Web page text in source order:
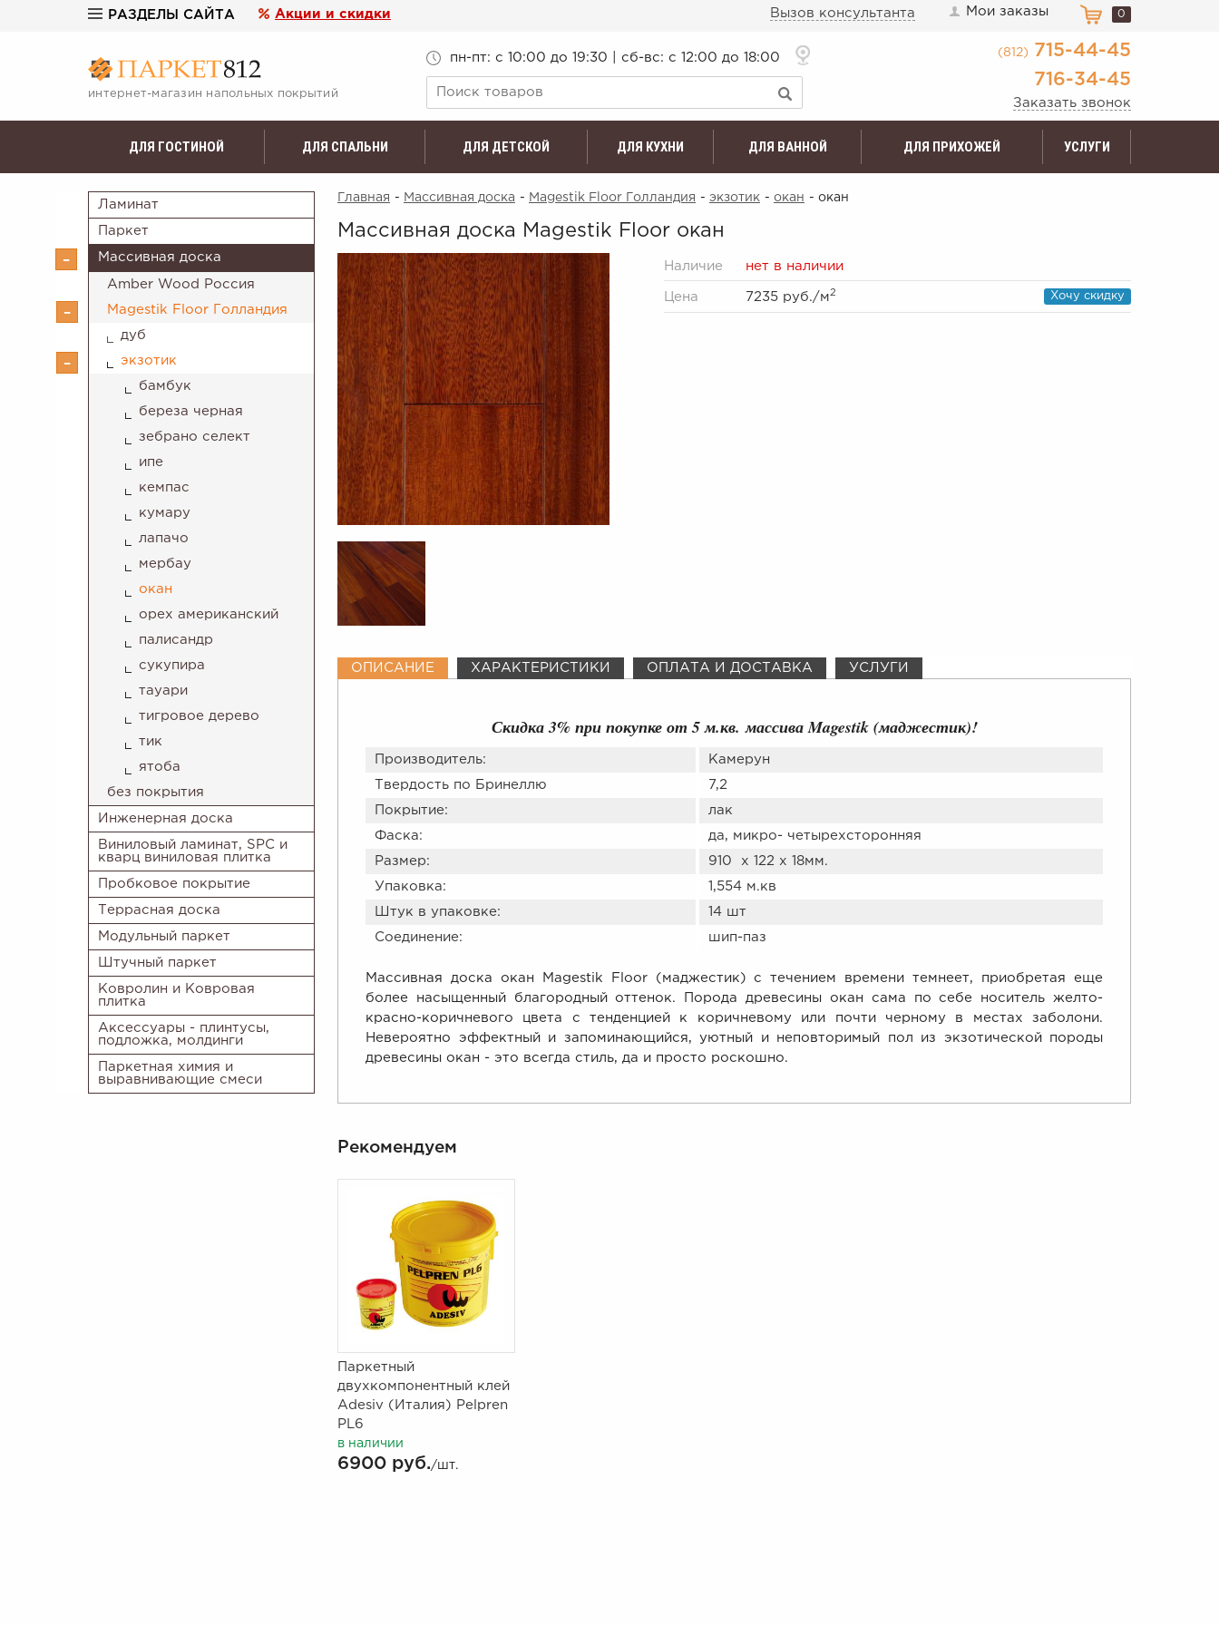
РАЗДЕЛЫ САЙТА Акции и скидки Вызов консультанта Мои заказы 0
интернет-магазин напольных покрытий
пн-пт: c 10:00 до 19:30 | сб-вс: с 12:00 до 18:00 (812)
715-44-45
716-34-45
Заказать звонок
ДЛЯ ГОСТИНОЙ ДЛЯ СПАЛЬНИ ДЛЯ ДЕТСКОЙ ДЛЯ КУХНИ ДЛЯ ВАННОЙ ДЛЯ ПРИХОЖЕЙ УСЛУГИ
Ламинат
Паркет
Массивная доска
Amber Wood Россия
Magestik Floor Голландия
дуб
экзотик
бамбук
береза черная
зебрано селект
ипе
кемпас
кумару
лапачо
мербау
окан
орех американский
палисандр
сукупира
тауари
тигровое дерево
тик
ятоба
без покрытия
Инженерная доска
Виниловый ламинат, SPC и
кварц виниловая плитка
Пробковое покрытие
Террасная доска
Модульный паркет
Штучный паркет
Ковролин и Ковровая
плитка
Аксессуары - плинтусы,
подложка, молдинги
Паркетная химия и
выравнивающие смеси
Главная - Массивная доска - Magestik Floor Голландия - экзотик - окан - окан
Массивная доска Magestik Floor окан
Наличие нет в наличии
Цена 7235 руб./м2 Хочу скидку
ОПИСАНИЕ ХАРАКТЕРИСТИКИ ОПЛАТА И ДОСТАВКА УСЛУГИ
Скидка 3% при покупке от 5 м.кв. массива Magestik (маджестик)!
Производитель: Камерун
Твердость по Бринеллю 7,2
Покрытие: лак
Фаска: да, микро- четырехсторонняя
Размер: 910 х 122 х 18мм.
Упаковка: 1,554 м.кв
Штук в упаковке: 14 шт
Соединение: шип-паз
Массивная доска окан Magestik Floor (маджестик) с течением времени темнеет, приобретая еще
более насыщенный благородный оттенок. Порода древесины окан сама по себе носитель желто-
красно-коричневого цвета с тенденцией к коричневому или почти черному в местах заболони.
Невероятно эффектный и запоминающийся, уютный и неповторимый пол из экзотической породы
древесины окан - это всегда стиль, да и просто роскошно.
Рекомендуем
Паркетный
двухкомпонентный клей
Adesiv (Италия) Pelpren
PL6
в наличии
6900 руб./шт.